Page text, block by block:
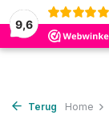
9,6
Terug Home